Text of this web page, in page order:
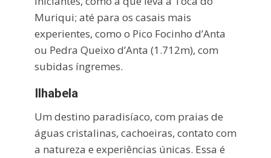
Muriqui; até para os casais mais
experientes, como o Pico Focinho d’Anta
ou Pedra Queixo d’Anta (1.712m), com
subidas íngremes.
Ilhabela
Um destino paradisíaco, com praias de
águas cristalinas, cachoeiras, contato com
a natureza e experiências únicas. Essa é